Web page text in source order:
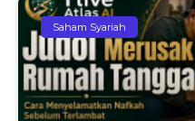
Saham Syariah